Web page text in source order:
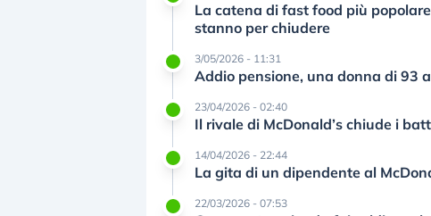
La catena di fast food più
stanno per chiudere
3/05/2026 - 11:31
Addio pensione, una donna di 93
23/04/2026 - 02:40
Il rivale di McDonald’s chiude i
14/04/2026 - 22:44
La gita di un dipendente al
22/03/2026 - 07:53